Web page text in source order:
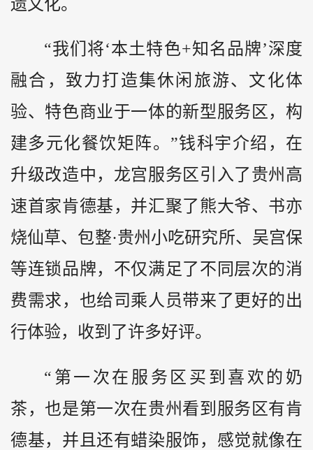
遗文化。
“我们将‘本土特色+知名品牌’深度
融合，致力打造集休闲旅游、文化体
验、特色商业于一体的新型服务区，构
建多元化餐饮矩阵。”钱科宇介绍，在
升级改造中，龙宫服务区引入了贵州高
速首家肯德基，并汇聚了熊大爷、书亦
烧仙草、包整·贵州小吃研究所、吴宫保
等连锁品牌，不仅满足了不同层次的消
费需求，也给司乘人员带来了更好的出
行体验，收到了许多好评。
“第一次在服务区买到喜欢的奶
茶，也是第一次在贵州看到服务区有肯
德基，并且还有蜡染服饰，感觉就像在